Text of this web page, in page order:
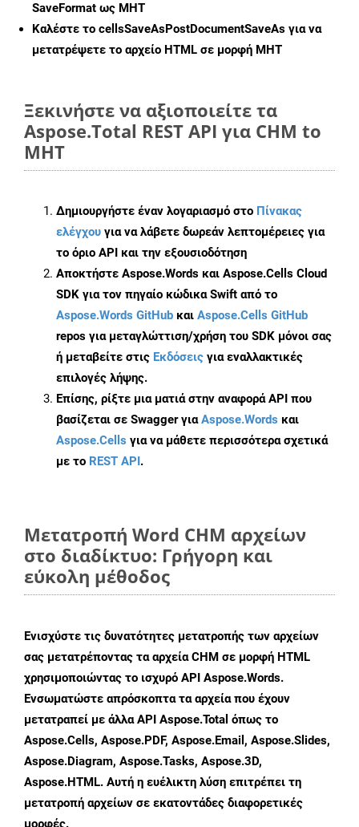
SaveFormat ως MHT
Καλέστε το cellsSaveAsPostDocumentSaveAs για να
μετατρέψετε το αρχείο HTML σε μορφή MHT
Ξεκινήστε να αξιοποιείτε τα
Aspose.Total REST API για CHM to
MHT
Δημιουργήστε έναν λογαριασμό στο Πίνακας
ελέγχου για να λάβετε δωρεάν λεπτομέρειες για
το όριο API και την εξουσιοδότηση
Αποκτήστε Aspose.Words και Aspose.Cells Cloud
SDK για τον πηγαίο κώδικα Swift από το
Aspose.Words GitHub και Aspose.Cells GitHub
repos για μεταγλώττιση/χρήση του SDK μόνοι σας
ή μεταβείτε στις Εκδόσεις για εναλλακτικές
επιλογές λήψης.
Επίσης, ρίξτε μια ματιά στην αναφορά API που
βασίζεται σε Swagger γιαAspose.Words και
Aspose.Cells για να μάθετε περισσότερα σχετικά
με το REST API.
Μετατροπή Word CHM αρχείων
στο διαδίκτυο: Γρήγορη και
εύκολη μέθοδος
Ενισχύστε τις δυνατότητες μετατροπής των αρχείων
σας μετατρέποντας τα αρχεία CHM σε μορφή HTML
χρησιμοποιώντας το ισχυρό API Aspose.Words.
Ενσωματώστε απρόσκοπτα τα αρχεία που έχουν
μετατραπεί με άλλα API Aspose.Total όπως το
Aspose.Cells, Aspose.PDF, Aspose.Email, Aspose.Slides,
Aspose.Diagram, Aspose.Tasks, Aspose.3D,
Aspose.HTML. Αυτή η ευέλικτη λύση επιτρέπει τη
μετατροπή αρχείων σε εκατοντάδες διαφορετικές
μορφές.